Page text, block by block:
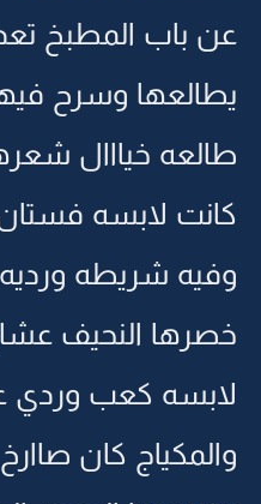
عن باب المطبخ
يطالعها وسرح
طالعه خيااال
كانت لابسه
وفيه شريطه
خصرها النحيف
لابسه كعب وردي
والمكياج كان